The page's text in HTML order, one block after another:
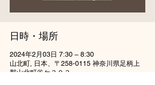
日時・場所
2024年2月03日 7:30 – 8:30
山北町, 日本、〒258-0115 神奈川県足柄上
郡山北町谷ケ３０３